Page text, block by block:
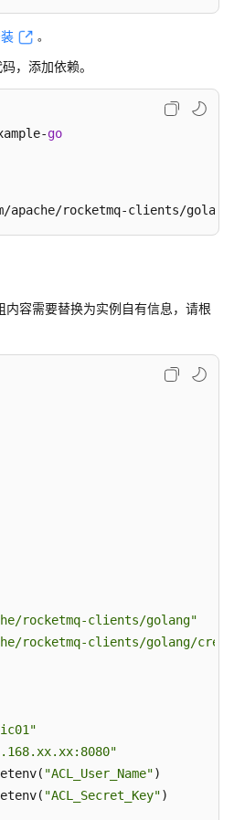
。
，添加依赖。
go
apache/rocketmq-clients/
容需要替换为实例自有信息，请根
rocketmq-clients/golang"
rocketmq-clients/golang/
"ACL_User_Name")
"ACL_Secret_Key")